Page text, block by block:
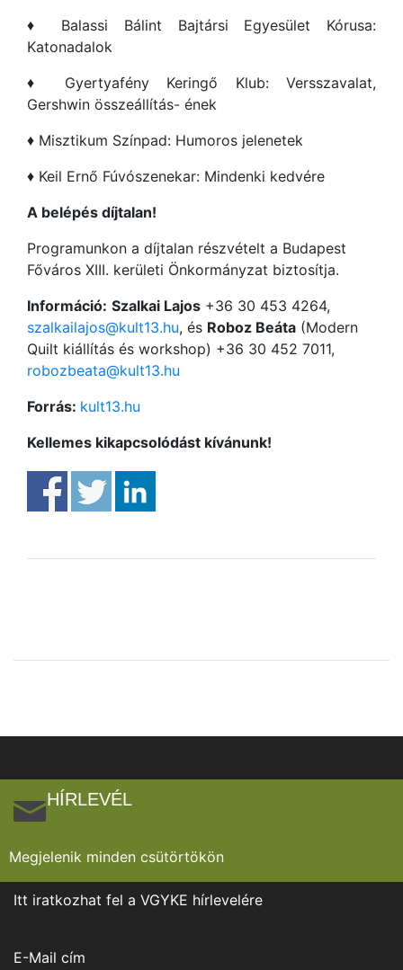
♦ Balassi Bálint Bajtársi Egyesület Kórusa:
Katonadalok
♦ Gyertyafény Keringő Klub: Versszavalat,
Gershwin összeállítás- ének
♦ Misztikum Színpad: Humoros jelenetek
♦ Keil Ernő Fúvószenekar: Mindenki kedvére
A belépés díjtalan!
Programunkon a díjtalan részvételt a Budapest
Főváros XIII. kerületi Önkormányzat biztosítja.
Információ: Szalkai Lajos +36 30 453 4264,
szalkailajos@kult13.hu, és Roboz Beáta (Modern
Quilt kiállítás és workshop) +36 30 452 7011,
robozbeata@kult13.hu
Forrás: kult13.hu
Kellemes kikapcsolódást kívánunk!
HÍRLEVÉL
Megjelenik minden csütörtökön
Itt iratkozhat fel a VGYKE hírlevelére
E-Mail cím